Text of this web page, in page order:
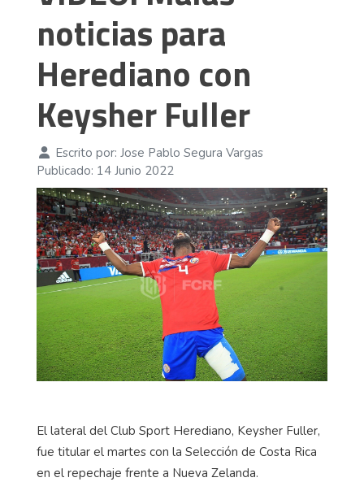
noticias para
Herediano con
Keysher Fuller
Escrito por: Jose Pablo Segura Vargas
Publicado: 14 Junio 2022
El lateral del Club Sport Herediano, Keysher Fuller,
fue titular el martes con la Selección de Costa Rica
en el repechaje frente a Nueva Zelanda.